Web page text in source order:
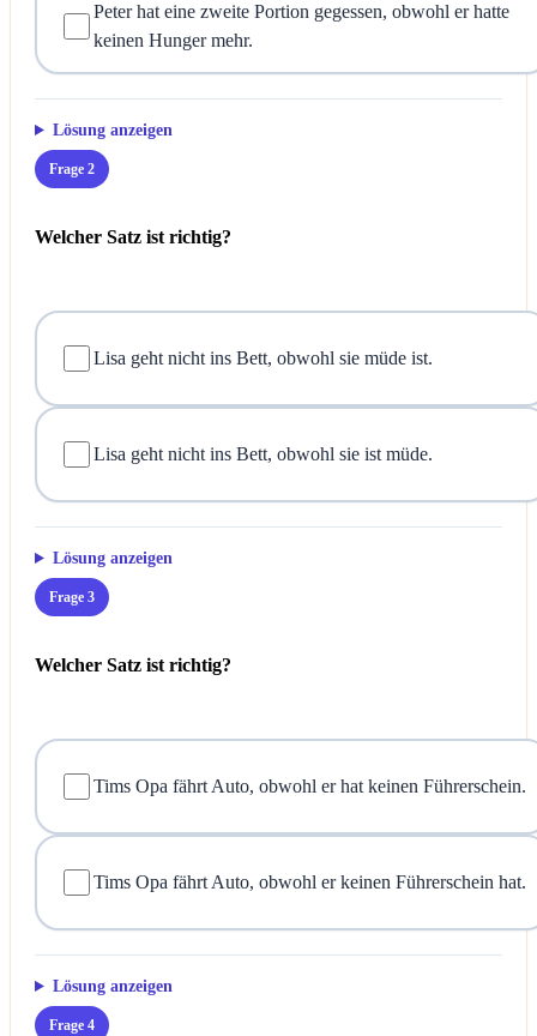
Peter hat eine zweite Portion gegessen, obwohl er hatte
keinen Hunger mehr.
Lösung anzeigen
Frage 2
Welcher Satz ist richtig?
Lisa geht nicht ins Bett, obwohl sie müde ist.
Lisa geht nicht ins Bett, obwohl sie ist müde.
Lösung anzeigen
Frage 3
Welcher Satz ist richtig?
Tims Opa fährt Auto, obwohl er hat keinen Führerschein.
Tims Opa fährt Auto, obwohl er keinen Führerschein hat.
Lösung anzeigen
Frage 4